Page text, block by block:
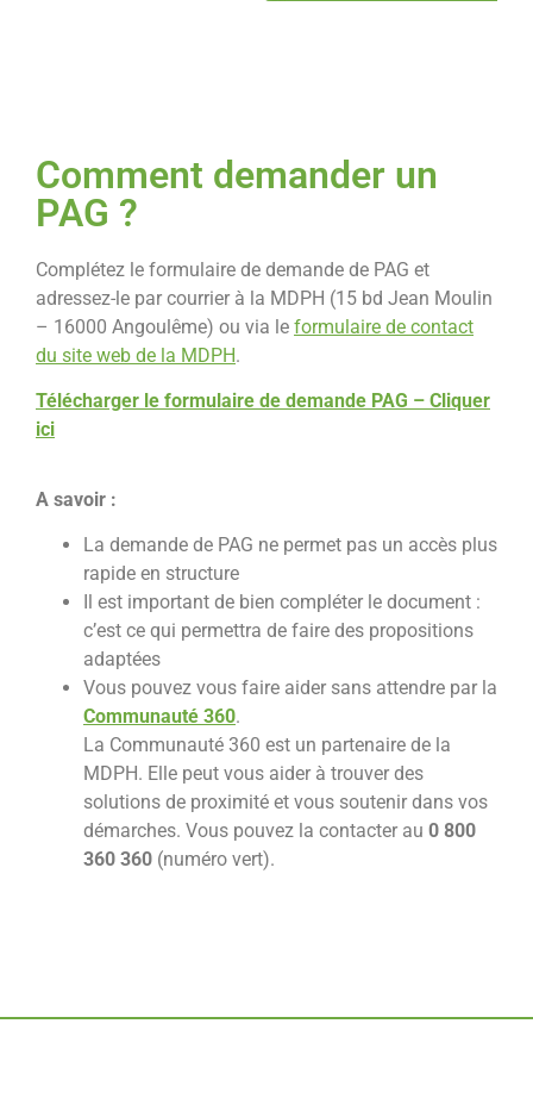
Comment demander un
PAG ?
Complétez le formulaire de demande de PAG et
adressez-le par courrier à la MDPH (15 bd Jean Moulin
– 16000 Angoulême) ou via le formulaire de contact
du site web de la MDPH.
Télécharger le formulaire de demande PAG – Cliquer
ici
A savoir :
La demande de PAG ne permet pas un accès plus
rapide en structure
Il est important de bien compléter le document :
c’est ce qui permettra de faire des propositions
adaptées
Vous pouvez vous faire aider sans attendre par la
Communauté 360.
La Communauté 360 est un partenaire de la
MDPH. Elle peut vous aider à trouver des
solutions de proximité et vous soutenir dans vos
démarches. Vous pouvez la contacter au 0 800
360 360 (numéro vert).